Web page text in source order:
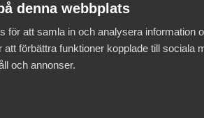
denna webbplats
för att samla in och analysera information
att förbättra funktioner kopplade till sociala
och annonser.